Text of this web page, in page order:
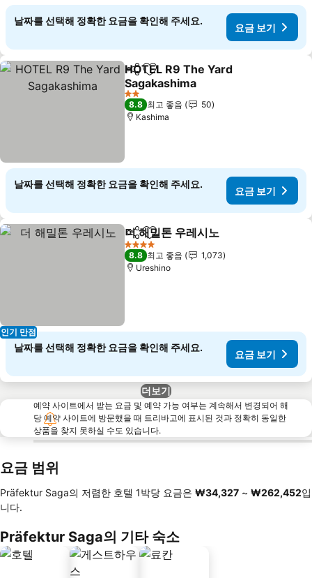
날짜를 선택해 정확한 요금을 확인해 주세요.
요금 보기
공유 즐겨찾기에 추가
HOTEL R9 The Yard
Sagakashima
2 성급
8.8 최고 좋음
50
Kashima
날짜를 선택해 정확한 요금을 확인해 주세요.
요금 보기
인기 만점
공유 즐겨찾기에 추가
더 해밀톤 우레시노
4 성급
8.8 최고 좋음
1,073
Ureshino
날짜를 선택해 정확한 요금을 확인해 주세요.
요금 보기
더보기
예약 사이트에서 받는 요금 및 예약 가능 여부는 계속해서 변경되어 해
당 예약 사이트에 방문했을 때 트리바고에 표시된 것과 정확히 동일한
상품을 찾지 못하실 수도 있습니다.
요금 범위
Präfektur Saga의 저렴한 호텔 1박당 요금은 ‎₩34,327 ~ ‎₩262,452입
니다.
Präfektur Saga의 기타 숙소